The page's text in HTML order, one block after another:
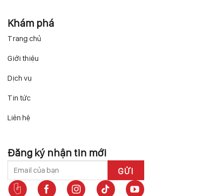
Khám phá
Trang chủ
Giới thiệu
Dịch vụ
Tin tức
Liên hệ
Đăng ký nhận tin mới